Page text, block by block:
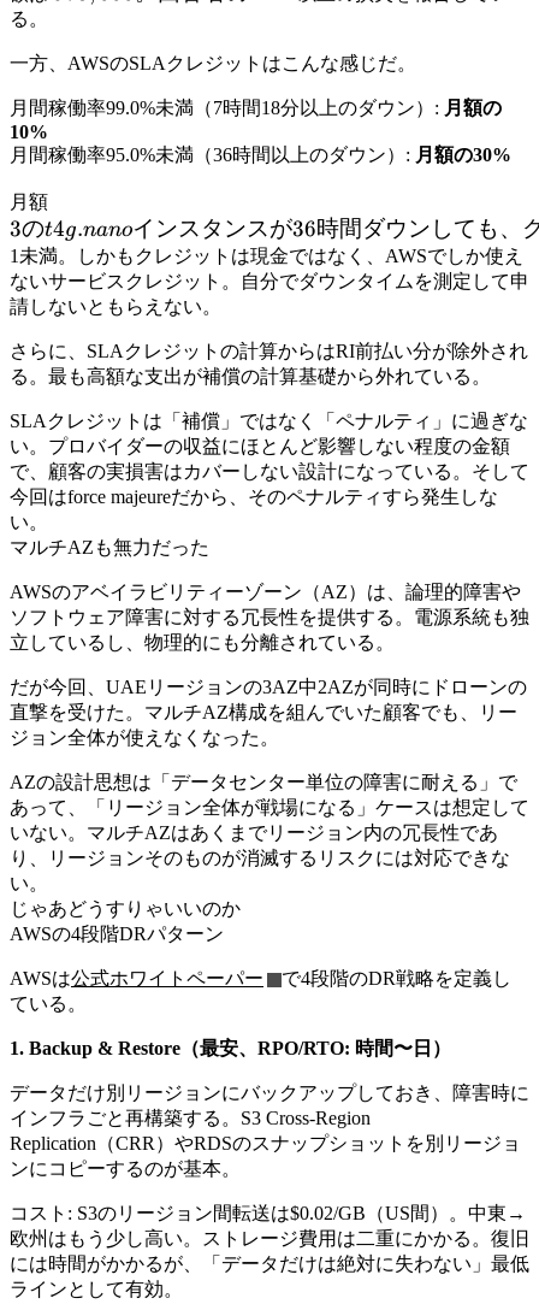
る。
一方、AWSのSLAクレジットはこんな感じだ。
月間稼働率99.0%未満（7時間18分以上のダウン）: 月額の
10%
月間稼働率95.0%未満（36時間以上のダウン）: 月額の30%
月額
t4g.nano
インス
タンス
が36時
間ダウ
ンして
も、ク
レジッ
トは
3のt4g.nanoインスタンスが36時間ダウンしても、
1未満。しかもクレジットは現金ではなく、AWSでしか使え
ないサービスクレジット。自分でダウンタイムを測定して申
請しないともらえない。
さらに、SLAクレジットの計算からはRI前払い分が除外され
る。最も高額な支出が補償の計算基礎から外れている。
SLAクレジットは「補償」ではなく「ペナルティ」に過ぎな
い。プロバイダーの収益にほとんど影響しない程度の金額
で、顧客の実損害はカバーしない設計になっている。そして
今回はforce majeureだから、そのペナルティすら発生しな
い。
マルチAZも無力だった
AWSのアベイラビリティーゾーン（AZ）は、論理的障害や
ソフトウェア障害に対する冗長性を提供する。電源系統も独
立しているし、物理的にも分離されている。
だが今回、UAEリージョンの3AZ中2AZが同時にドローンの
直撃を受けた。マルチAZ構成を組んでいた顧客でも、リー
ジョン全体が使えなくなった。
AZの設計思想は「データセンター単位の障害に耐える」で
あって、「リージョン全体が戦場になる」ケースは想定して
いない。マルチAZはあくまでリージョン内の冗長性であ
り、リージョンそのものが消滅するリスクには対応できな
い。
じゃあどうすりゃいいのか
AWSの4段階DRパターン
AWSは公式ホワイトペーパー
で4段階のDR戦略を定義し
ている。
1. Backup & Restore（最安、RPO/RTO: 時間〜日）
データだけ別リージョンにバックアップしておき、障害時に
インフラごと再構築する。S3 Cross-Region
Replication（CRR）やRDSのスナップショットを別リージョ
ンにコピーするのが基本。
コスト: S3のリージョン間転送は$0.02/GB（US間）。中東→
欧州はもう少し高い。ストレージ費用は二重にかかる。復旧
には時間がかかるが、「データだけは絶対に失わない」最低
ラインとして有効。